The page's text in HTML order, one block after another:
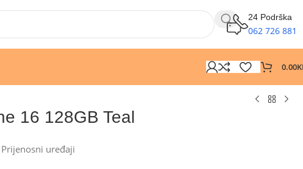
24 Podrška
062 726 881
0.00
16 128GB Teal
Prijenosni uređaji